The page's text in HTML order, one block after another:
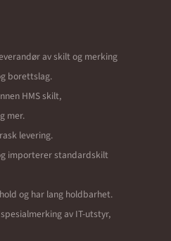
av skilt og merking
borettslag.
HMS skilt,
mer.
levering.
importerer standardskilt
og har lang holdbarhet.
av IT-utstyr,